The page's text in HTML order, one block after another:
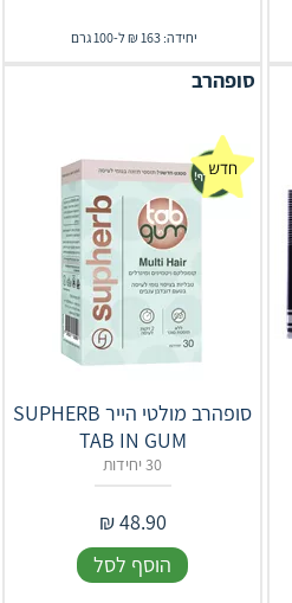
יחידה: 163 ₪ ל-100 גרם
סופהרב
סופהרב מולטי הייר SUPHERB
TAB IN GUM
30 יחידות
48.90
₪
הוסף לסל